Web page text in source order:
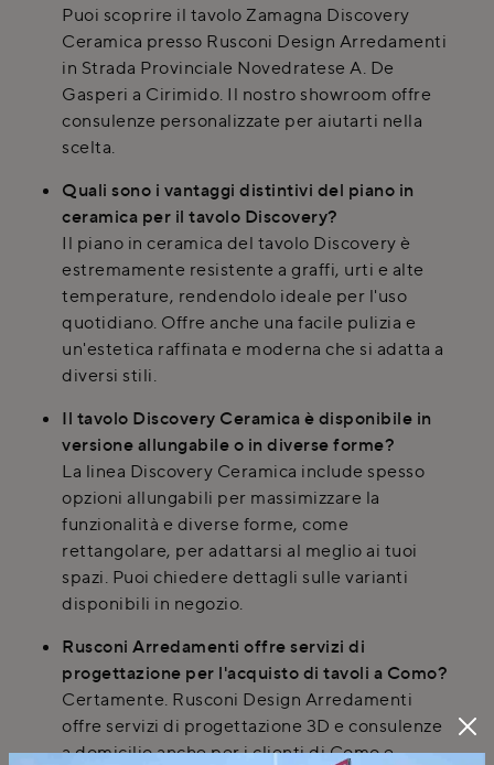
Puoi scoprire il tavolo Zamagna Discovery
Ceramica presso Rusconi Design Arredamenti
in Strada Provinciale Novedratese A. De
Gasperi a Cirimido. Il nostro showroom offre
consulenze personalizzate per aiutarti nella
scelta.
Quali sono i vantaggi distintivi del piano in
ceramica per il tavolo Discovery?
Il piano in ceramica del tavolo Discovery è
estremamente resistente a graffi, urti e alte
temperature, rendendolo ideale per l'uso
quotidiano. Offre anche una facile pulizia e
un'estetica raffinata e moderna che si adatta a
diversi stili.
Il tavolo Discovery Ceramica è disponibile in
versione allungabile o in diverse forme?
La linea Discovery Ceramica include spesso
opzioni allungabili per massimizzare la
funzionalità e diverse forme, come
rettangolare, per adattarsi al meglio ai tuoi
spazi. Puoi chiedere dettagli sulle varianti
disponibili in negozio.
Rusconi Arredamenti offre servizi di
progettazione per l'acquisto di tavoli a Como?
Certamente. Rusconi Design Arredamenti
offre servizi di progettazione 3D e consulenze
a domicilio anche per i clienti di Como e